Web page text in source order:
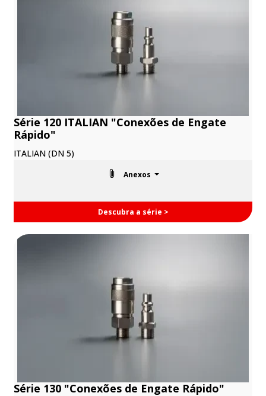
Série 120 ITALIAN "Conexões de Engate
Rápido"
ITALIAN (DN 5)
Anexos
Descubra a série >
Série 130 "Conexões de Engate Rápido"